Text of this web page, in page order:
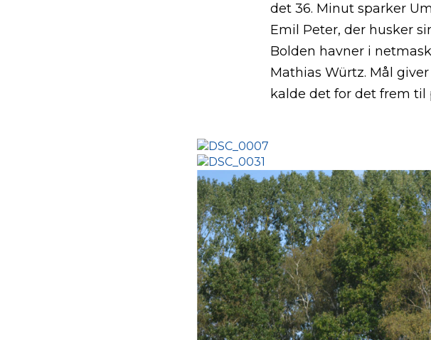
det 36. Minut sparker
Emil Peter, der husker
Bolden havner i
Mathias Würtz. Mål
kalde det for det frem til